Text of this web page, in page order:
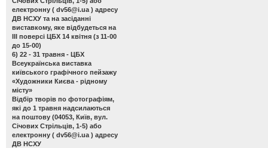
електронну ( dv56@i.ua ) адресу
ДВ НСХУ та на засіданні
виставкому, яке відбудеться на
ІІІ поверсі ЦБХ 14 квітня (з 11-00
до 15-00)
6) 22 - 31 травня - ЦБХ
Всеукраїнська виставка
київського графічного пейзажу
«Художники Києва - рідному
місту»
Відбір творів по фотографіям,
які до 1 травня надсилаються
на поштову (04053, Київ, вул.
Січових Стрільців, 1-5) або
електронну ( dv56@i.ua ) адресу
ДВ НСХУ